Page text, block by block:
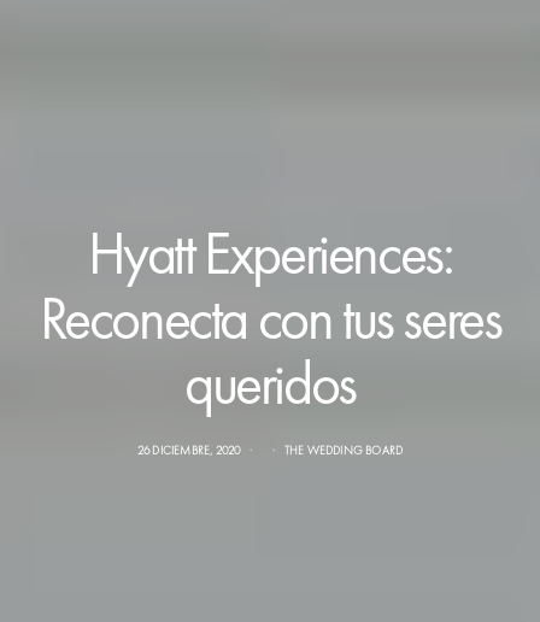
Hyatt Experiences:
Reconecta con tus seres
queridos
26 DICIEMBRE, 2020 THE WEDDING BOARD